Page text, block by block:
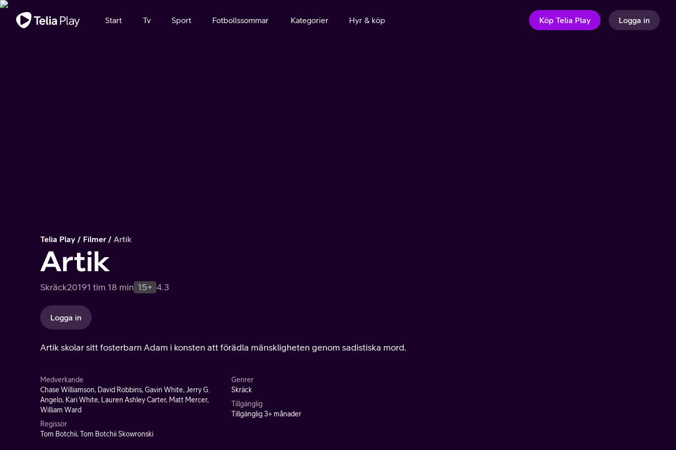
Viktigt meddelande
Start Tv Sport Fotbollssommar Kategorier Hyr & köp Köp Telia Play Logga in
Telia Play Filmer Artik
Artik
Skräck20191 tim 18 min 15+ 4.3
Logga in
Artik skolar sitt fosterbarn Adam i konsten att förädla mänskligheten genom sadistiska mord.
Medverkande
Chase Williamson, David Robbins, Gavin White, Jerry G.
Angelo, Kari White, Lauren Ashley Carter, Matt Mercer,
William Ward
Regissör
Tom Botchii, Tom Botchii Skowronski
Genrer
Skräck
Tillgänglig
Tillgänglig 3+ månader